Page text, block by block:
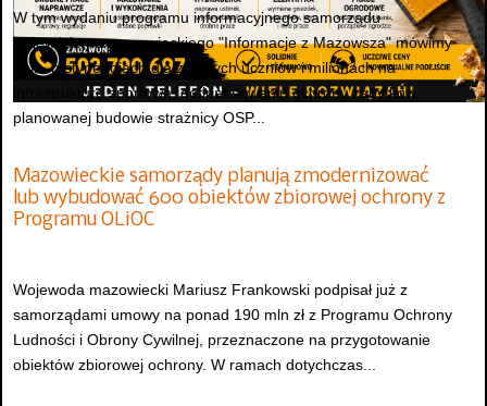
W tym wydaniu programu informacyjnego samorządu
województwa mazowieckiego "Informacje z Mazowsza" mówimy
m.in. o stypendiach dla zdolnych uczniów i milionach na
infrastrukturę sportową, dofinansowaniu ochrony zabytków,
planowanej budowie strażnicy OSP...
Mazowieckie samorządy planują zmodernizować
lub wybudować 600 obiektów zbiorowej ochrony z
Programu OLiOC
Wojewoda mazowiecki Mariusz Frankowski podpisał już z
samorządami umowy na ponad 190 mln zł z Programu Ochrony
Ludności i Obrony Cywilnej, przeznaczone na przygotowanie
obiektów zbiorowej ochrony. W ramach dotychczas...